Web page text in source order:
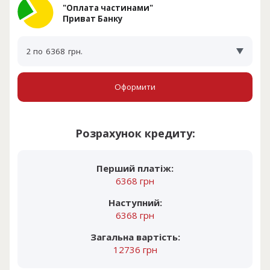
"Оплата частинами"
Приват Банку
2 по 6368 грн.
Оформити
Розрахунок кредиту:
Перший платіж:
6368 грн
Наступний:
6368 грн
Загальна вартість:
12736 грн